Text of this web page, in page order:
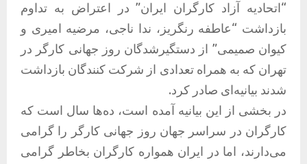
“اتحادیه آزاد کارگران ایران” در اعتراض به تداوم
بازداشت “عاطفه رنگریز، ندا ناجی، مرضیه امیری و
کیوان صمیمی” از دستگیرشدگان روز جهانی کارگر در
تهران که به همراه تعدادی از شرکت کنندگان بازداشت
شدند بیانیه‌ای صادر کرد.
در بخشی از این بیانیه آمده است، ده‌ها سال است که
کارگران در سراسر جهان روز جهانی کارگر را گرامی
می‌دارند، اما در ایران همواره کارگران بخاطر گرامی‌